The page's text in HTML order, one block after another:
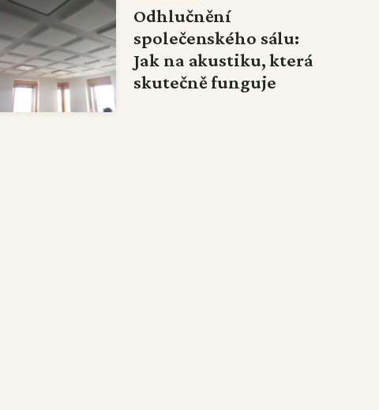
Odhlučnění
společenského sálu:
Jak na akustiku, která
skutečně funguje